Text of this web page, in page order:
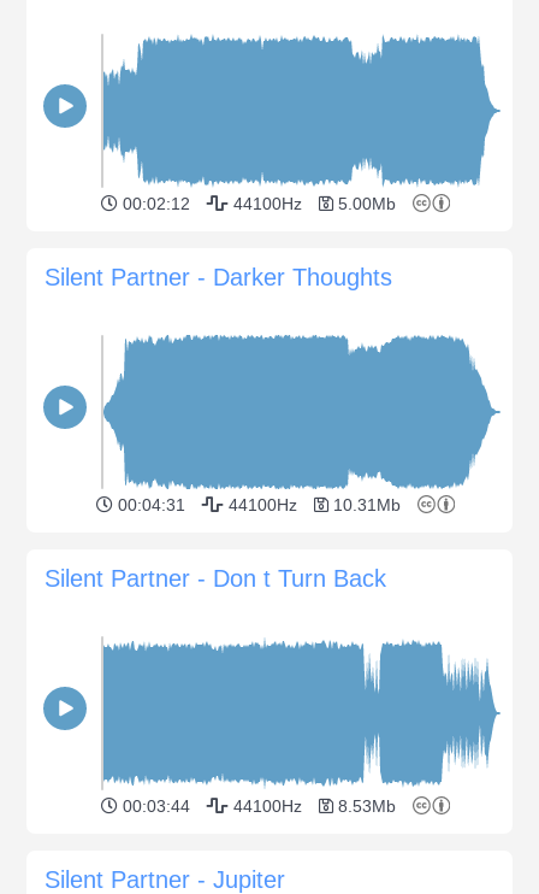
00:02:12 44100Hz 5.00Mb
Silent Partner - Darker Thoughts
00:04:31 44100Hz 10.31Mb
Silent Partner - Don t Turn Back
00:03:44 44100Hz 8.53Mb
Silent Partner - Jupiter